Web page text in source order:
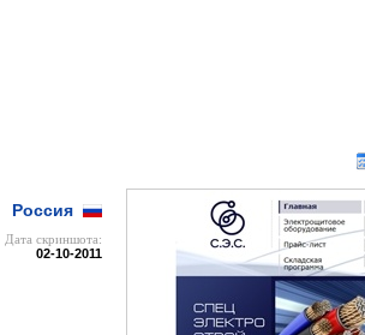
Россия
Дата cкриншота:
02-10-2011